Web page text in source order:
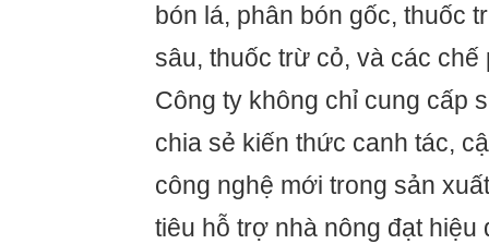
bón lá, phân bón gốc, thuốc
sâu, thuốc trừ cỏ, và các chế
Công ty không chỉ cung cấp
chia sẻ kiến thức canh tác,
công nghệ mới trong sản
tiêu hỗ trợ nhà nông đạt hiệu